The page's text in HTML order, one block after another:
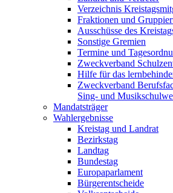
Verzeichnis
Fraktionen und
Ausschüsse des
Sonstige Gremien
Termine und
Zweckverband
Hilfe für das
Zweckverband
Sing- und
Mandatsträger
Wahlergebnisse
Kreistag und Landrat
Bezirkstag
Landtag
Bundestag
Europaparlament
Bürgerentscheide